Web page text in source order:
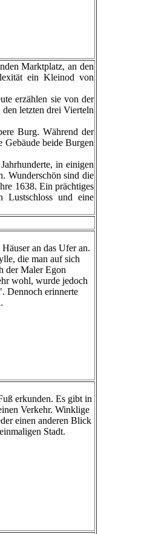
Marktplatz, an den
ein Kleinod von
erzählen sie von der
letzten drei Vierteln
Burg. Während der
Gebäude beide Burgen
in einigen
Wunderschön sind die
1638. Ein prächtiges
Lustschloss und eine
an das Ufer an.
die man auf sich
der Maler Egon
wohl, wurde jedoch
Dennoch erinnerte
erkunden. Es gibt in
Verkehr. Winklige
einen anderen Blick
Stadt.